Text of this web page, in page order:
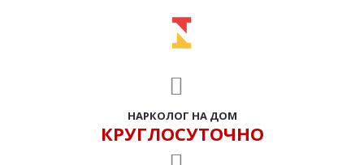
НАРКОЛОГ НА ДОМ
КРУГЛОСУТОЧНО